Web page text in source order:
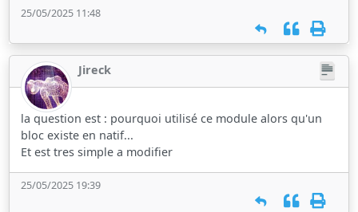
25/05/2025 11:48
Jireck
la question est : pourquoi utilisé ce module alors qu'un
bloc existe en natif...
Et est tres simple a modifier
25/05/2025 19:39